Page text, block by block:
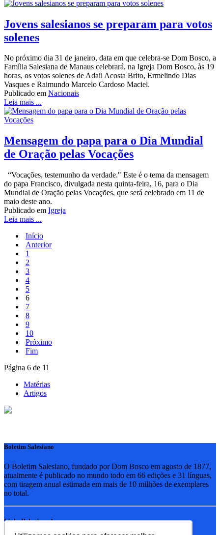
Jovens salesianos se preparam para votos
solenes
No próximo dia 31 de janeiro, data em que celebra-se Dom Bosco, a
Família Salesiana de Manaus celebrará, na Igreja Dom Bosco, às 19
horas, os votos solenes de Adail Acosta Brito, Ermelindo Dias
Vasques e Raimundo Marcelo Cardoso Maciel.
Publicado em Nacionais
Leia mais ...
Mensagem do papa para o Dia Mundial
de Oração pelas Vocações
“Vocações, testemunho da verdade." Este é o tema da mensagem
do papa Francisco, divulgada nesta quinta-feira, 16, para o Dia
Mundial de Oração pelas Vocações, que será celebrado em 11 de
maio deste ano.
Publicado em Igreja
Leia mais ...
Início
Anterior
1
2
3
4
5
6
7
8
9
10
Próximo
Fim
Página 6 de 11
Matérias
Artigos
Boletim Salesiano
O Boletim Salesiano, fundado por Dom Bosco em agosto de 1877,
atualmente é publicado no mundo todo em 66 edições e 31 línguas,
com tiragem anual estimada em mais de 10 milhões de exemplares
no total.
Links Relacionados